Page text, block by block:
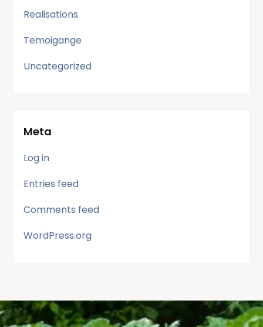
Realisations
Temoigange
Uncategorized
Meta
Log in
Entries feed
Comments feed
WordPress.org